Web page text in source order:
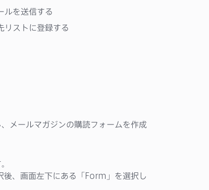
ルを送信する
リストに登録する
メールマガジンの購読フォームを作成
後、画面左下にある「Form」を選択し